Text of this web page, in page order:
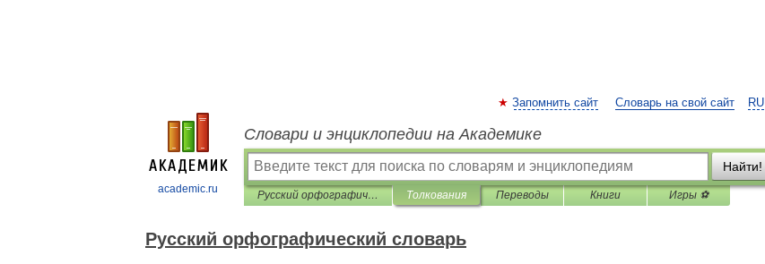
academic.ru
RU
Запомнить сайт Словарь на свой сайт
Словари и энциклопедии на Академике
Найти!
Русский орфографический словарь Толкования Переводы Книги Игры ⚽
Русский орфографический словарь